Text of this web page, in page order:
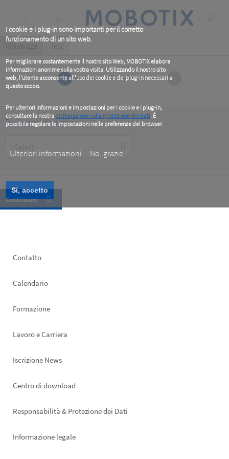
I cookie e i plug-in sono importanti per il corretto
funzionamento di un sito web.
Per migliorare costantemente il nostro sito Web, MOBOTIX elabora
informazioni anonime sulla vostra visita. Utilizzando il nostro sito
web, l'utente acconsente all'uso dei cookie e dei plug-in necessari a
questo scopo.
Per ulteriori informazioni e impostazioni per i cookie e i plug-in,
consultare la nostradichiarazione sulla protezione dei dati. È
possibile regolare le impostazioni nelle preferenze del browser.
Ulteriori informazioni
No, grazie.
Si, accetto
content
Primary
tabs
Visualizza (active
Test
1
Per favore, dice chi è
Type
Footer
Contatto
Calendario
Formazione
Lavoro e Carriera
Iscrizione News
Footer
Centro di download
Responsabilità & Protezione dei Dati
Informazione legale